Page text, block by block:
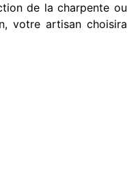
de la charpente ou
votre artisan choisira